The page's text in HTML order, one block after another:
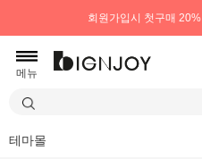
회원가입시 첫구매 20%
메뉴
테마몰